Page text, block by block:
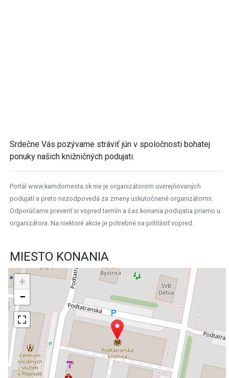
Srdečne Vás pozývame stráviť jún v spoločnosti bohatej
ponuky našich knižničných podujati.
Portál www.kamdomesta.sk nie je organizátorom uverejňovaných
podujatí a preto nezodpovedá za zmeny uskutočnené organizátormi.
Odporúčame preveriť si vopred termín a čas konania podujatia priamo u
organizátora. Na niektoré akcie je potrebné sa prihlásiť vopred.
MIESTO KONANIA
+
−